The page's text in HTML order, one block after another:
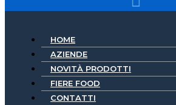
HOME
AZIENDE
NOVITÀ PRODOTTI
FIERE FOOD
CONTATTI